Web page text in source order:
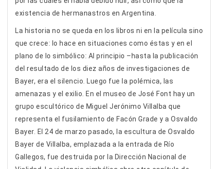
existencia de hermanastros en Argentina.
La historia no se queda en los libros ni en la película sino
que crece: lo hace en situaciones como éstas y en el
plano de lo simbólico: Al principio –hasta la publicación
del resultado de los diez años de investigaciones de
Bayer, era el silencio. Luego fue la polémica, las
amenazas y el exilio. En el museo de José Font hay un
grupo escultórico de Miguel Jerónimo Villalba que
representa el fusilamiento de Facón Grade y a Osvaldo
Bayer. El 24 de marzo pasado, la escultura de Osvaldo
Bayer de Villalba, emplazada a la entrada de Río
Gallegos, fue destruida por la Dirección Nacional de